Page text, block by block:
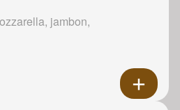
jambon,